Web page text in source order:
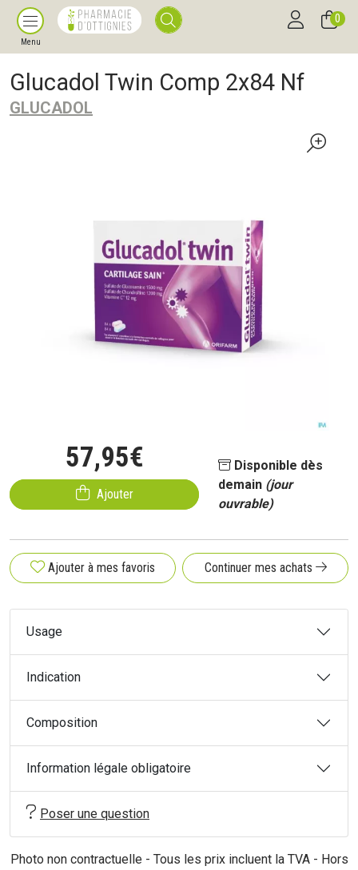
Menu
0
Glucadol Twin Comp 2x84 Nf
GLUCADOL
57,95€
Ajouter
Disponible dès
demain (jour
ouvrable)
Ajouter à mes favoris Continuer mes achats
Usage
Indication
Composition
Information légale obligatoire
Poser une question
Photo non contractuelle - Tous les prix incluent la TVA - Hors